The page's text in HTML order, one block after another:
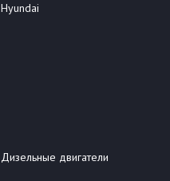
Hyundai
Дизельные двигатели